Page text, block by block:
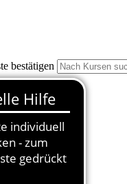
bestätigen